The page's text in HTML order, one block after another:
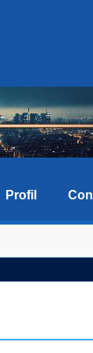
Profil